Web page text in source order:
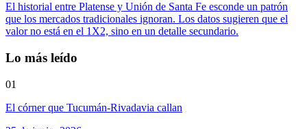
El historial entre Platense y Unión de Santa Fe esconde un patrón
que los mercados tradicionales ignoran. Los datos sugieren que el
valor no está en el 1X2, sino en un detalle secundario.
Lo más leído
01
El córner que Tucumán-Rivadavia callan